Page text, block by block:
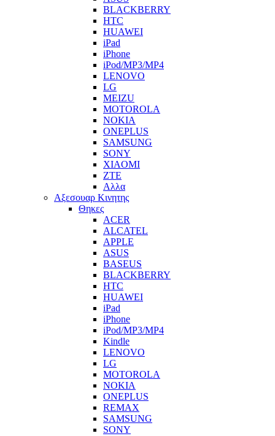
BLACKBERRY
HTC
HUAWEI
iPad
iPhone
iPod/MP3/MP4
LENOVO
LG
MEIZU
MOTOROLA
NOKIA
ONEPLUS
SAMSUNG
SONY
XIAOMI
ZTE
Αλλα
Αξεσουαρ Κινητης
Θηκες
ACER
ALCATEL
APPLE
ASUS
BASEUS
BLACKBERRY
HTC
HUAWEI
iPad
iPhone
iPod/MP3/MP4
Kindle
LENOVO
LG
MOTOROLA
NOKIA
ONEPLUS
REMAX
SAMSUNG
SONY